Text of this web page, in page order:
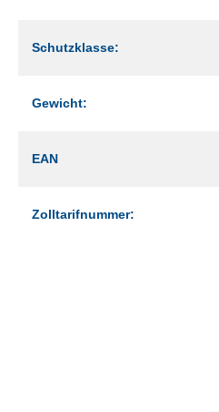
Schutzklasse:
Gewicht:
EAN
Zolltarifnummer: